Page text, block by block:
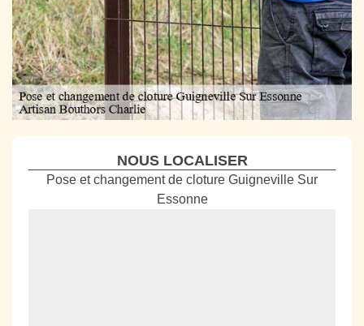
NOUS LOCALISER
Pose et changement de cloture Guigneville Sur
Essonne